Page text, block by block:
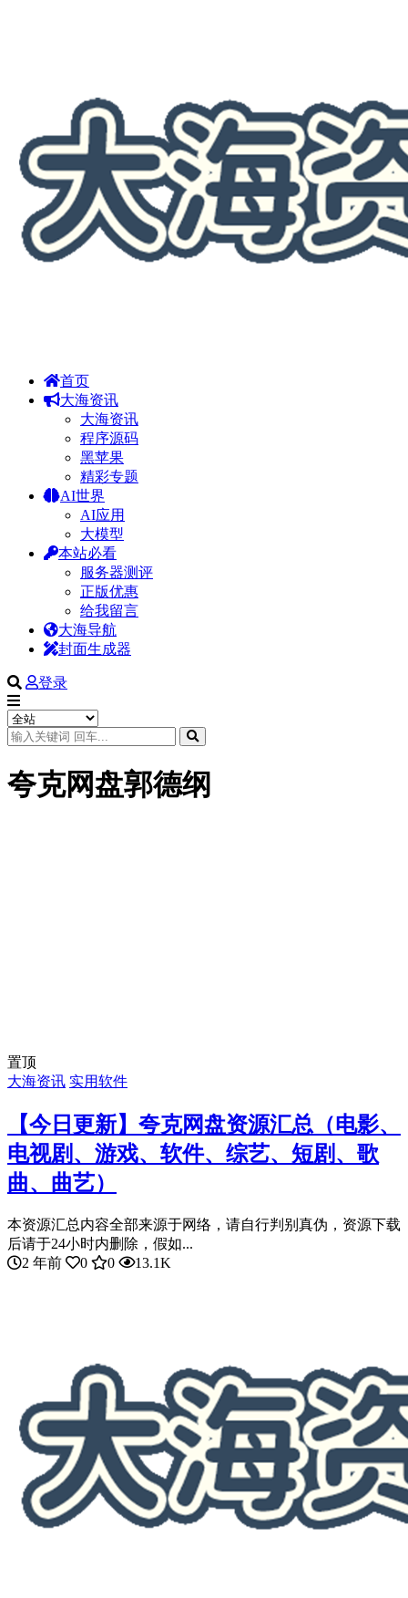
首页
大海资讯
大海资讯
程序源码
黑苹果
精彩专题
AI世界
AI应用
大模型
本站必看
服务器测评
正版优惠
给我留言
大海导航
封面生成器
登录
夸克网盘郭德纲
置顶
大海资讯 实用软件
【今日更新】夸克网盘资源汇总（电影、
电视剧、游戏、软件、综艺、短剧、歌
曲、曲艺）
本资源汇总内容全部来源于网络，请自行判别真伪，资源下载
后请于24小时内删除，假如...
2 年前
0 0 13.1K